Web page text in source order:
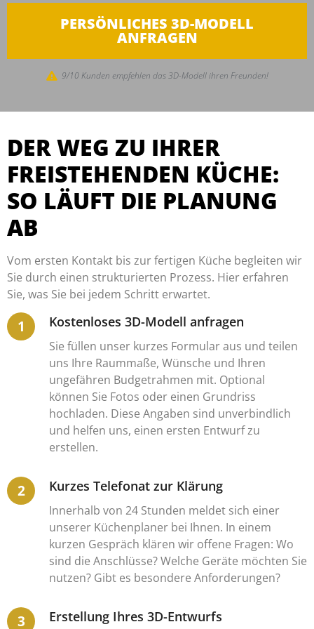
PERSÖNLICHES 3D-MODELL
ANFRAGEN
9/10 Kunden empfehlen das 3D-Modell ihren Freunden!
DER WEG ZU IHRER
FREISTEHENDEN KÜCHE:
SO LÄUFT DIE PLANUNG
AB
Vom ersten Kontakt bis zur fertigen Küche begleiten wir
Sie durch einen strukturierten Prozess. Hier erfahren
Sie, was Sie bei jedem Schritt erwartet.
Kostenloses 3D-Modell anfragen
Sie füllen unser kurzes Formular aus und teilen
uns Ihre Raummaße, Wünsche und Ihren
ungefähren Budgetrahmen mit. Optional
können Sie Fotos oder einen Grundriss
hochladen. Diese Angaben sind unverbindlich
und helfen uns, einen ersten Entwurf zu
erstellen.
Kurzes Telefonat zur Klärung
Innerhalb von 24 Stunden meldet sich einer
unserer Küchenplaner bei Ihnen. In einem
kurzen Gespräch klären wir offene Fragen: Wo
sind die Anschlüsse? Welche Geräte möchten Sie
nutzen? Gibt es besondere Anforderungen?
Erstellung Ihres 3D-Entwurfs